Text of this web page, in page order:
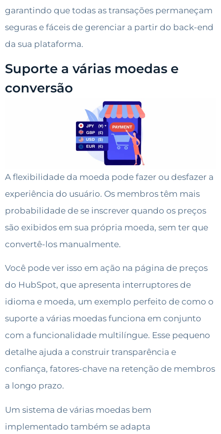
garantindo que todas as transações permaneçam
seguras e fáceis de gerenciar a partir do back-end
da sua plataforma.
Suporte a várias moedas e
conversão
A flexibilidade da moeda pode fazer ou desfazer a
experiência do usuário. Os membros têm mais
probabilidade de se inscrever quando os preços
são exibidos em sua própria moeda, sem ter que
convertê-los manualmente.
Você pode ver isso em ação na página de preços
do HubSpot, que apresenta interruptores de
idioma e moeda, um exemplo perfeito de como o
suporte a várias moedas funciona em conjunto
com a funcionalidade multilíngue. Esse pequeno
detalhe ajuda a construir transparência e
confiança, fatores-chave na retenção de membros
a longo prazo.
Um sistema de várias moedas bem
implementado também se adapta